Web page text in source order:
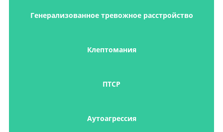
Генерализованное тревожное расстройство
Клептомания
ПТСР
Аутоагрессия